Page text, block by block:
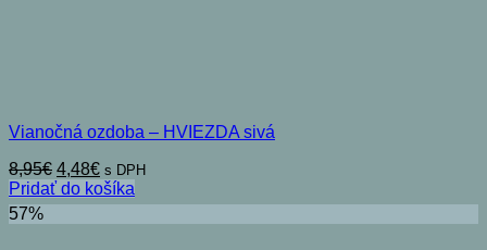
Vianočná ozdoba – HVIEZDA sivá
8,95€ Pôvodná
cena
bola:
8,95€.
4,48€Aktuálna
cena
je:
4,48€.
s DPH
Pridať do košíka
57%